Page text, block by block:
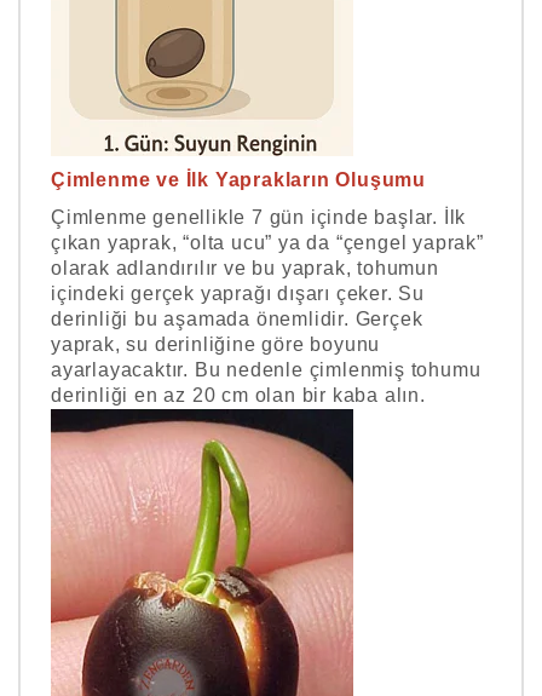
Çimlenme ve İlk Yaprakların Oluşumu
Çimlenme genellikle 7 gün içinde başlar. İlk
çıkan yaprak, “olta ucu” ya da “çengel yaprak”
olarak adlandırılır ve bu yaprak, tohumun
içindeki gerçek yaprağı dışarı çeker. Su
derinliği bu aşamada önemlidir. Gerçek
yaprak, su derinliğine göre boyunu
ayarlayacaktır. Bu nedenle çimlenmiş tohumu
derinliği en az 20 cm olan bir kaba alın.